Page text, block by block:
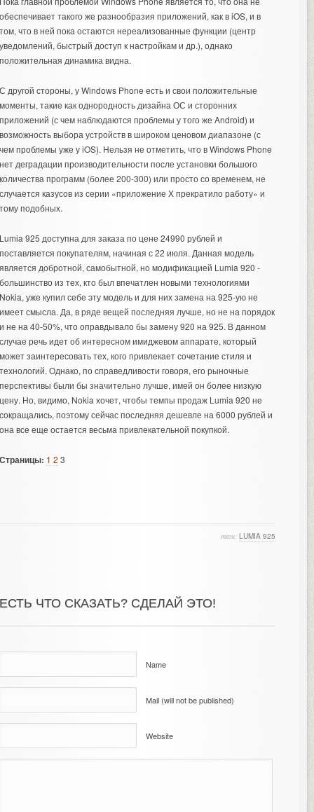
такого же разнообразия приложений, как в iOS, и в
что в ней пока остаются нереализованные функции (центр
быстрый доступ к настройкам и др.), однако
динамика видна.
другой стороны, у Windows Phone есть и свои положительные
такие как однородность дизайна ОС и сторонних
(с чем наблюдаются проблемы у того же Android) и
выбора устройств в широком ценовом диапазоне (с
проблемы уже у iOS). Нельзя не отметить, что в Windows Phone
деградации производительности после установки большого
программ (более 200-300) или просто со временем, не
казусов из серии «приложение X прекратило работу» и
подобных.
925 доступна для заказа по цене 24990 рублей и
покупателям, начиная с 22 июля. Данная модель
добротной, самобытной, но модификацией Lumia 920 -
из тех, кто был впечатлен новыми технологиями
уже купил себе эту модель и для них замена на 925-ую не
смысла. Да, в ряде вещей последняя лучше, но не на порядок
не на 40-50%, что оправдывало бы замену 920 на 925. В данном
речь идет об интересном имиджевом аппарате, который
заинтересовать тех, кого привлекает сочетание стиля и
Однако, по справедливости говоря, его рыночные
были бы значительно лучше, имей он более низкую
Но, видимо, Nokia хочет, чтобы темпы продаж Lumia 920 не
поэтому сейчас последняя дешевле на 6000 рублей и
все еще остается весьма привлекательной покупкой.
1 2 3
теги: LUMIA 925
ЧТО СКАЗАТЬ? СДЕЛАЙ ЭТО!
Name
Mail (will not be published)
Website